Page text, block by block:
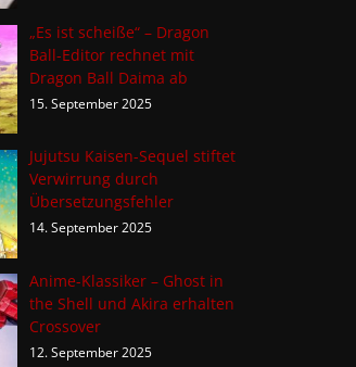
„Es ist scheiße“ – Dragon
Ball-Editor rechnet mit
Dragon Ball Daima ab
15. September 2025
Jujutsu Kaisen-Sequel stiftet
Verwirrung durch
Übersetzungsfehler
14. September 2025
Anime-Klassiker – Ghost in
the Shell und Akira erhalten
Crossover
12. September 2025